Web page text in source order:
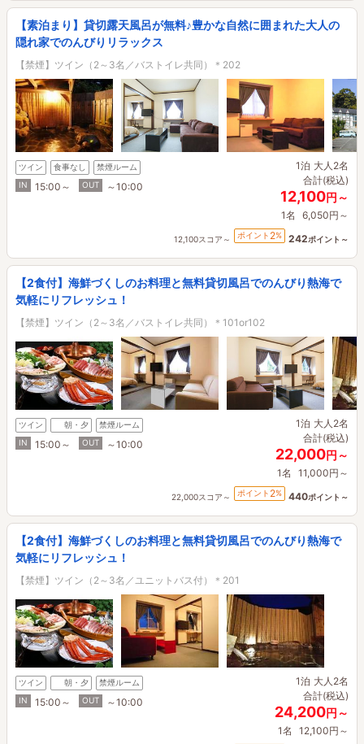
【素泊まり】貸切露天風呂が無料♪豊かな自然に囲まれた大人の
隠れ家でのんびりリラックス
【禁煙】ツイン（2～3名／バストイレ共同）＊202
ツイン 食事なし
禁煙ルーム
IN
15:00～ OUT ～10:00
1泊 大人2名
合計(税込)
12,100円～
1名 6,050円～
12,100スコア～ ポイント 2% 242ポイント～
【2食付】海鮮づくしのお料理と無料貸切風呂でのんびり熱海で
気軽にリフレッシュ！
【禁煙】ツイン（2～3名／バストイレ共同）＊101or102
ツイン 朝・夕
禁煙ルーム
IN
15:00～ OUT ～10:00
1泊 大人2名
合計(税込)
22,000円～
1名 11,000円～
22,000スコア～ ポイント 2% 440ポイント～
【2食付】海鮮づくしのお料理と無料貸切風呂でのんびり熱海で
気軽にリフレッシュ！
【禁煙】ツイン（2～3名／ユニットバス付）＊201
ツイン 朝・夕
禁煙ルーム
IN
15:00～ OUT ～10:00
1泊 大人2名
合計(税込)
24,200円～
1名 12,100円～